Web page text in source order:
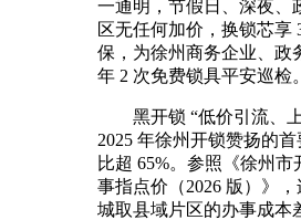
一通明，节假日、深夜、
区无任何加价，换锁芯享
保，为徐州商务企业、政
年 2 次免费锁具平安巡检。
黑开锁 “低价引流、上
2025 年徐州开锁赞扬的
比超 65%。参照《徐州市
事指点价（2026 版）》
城取县域片区的办事成本